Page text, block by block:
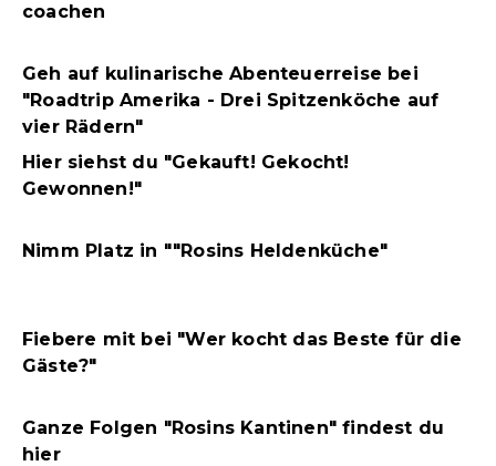
coachen
Geh auf kulinarische Abenteuerreise bei
"Roadtrip Amerika - Drei Spitzenköche auf
vier Rädern"
Hier siehst du "Gekauft! Gekocht!
Gewonnen!"
Nimm Platz in ""Rosins Heldenküche"
Fiebere mit bei "Wer kocht das Beste für die
Gäste?"
Ganze Folgen "Rosins Kantinen" findest du
hier